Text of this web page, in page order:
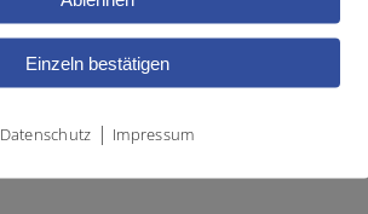
Einzeln bestätigen
Datenschutz | Impressum